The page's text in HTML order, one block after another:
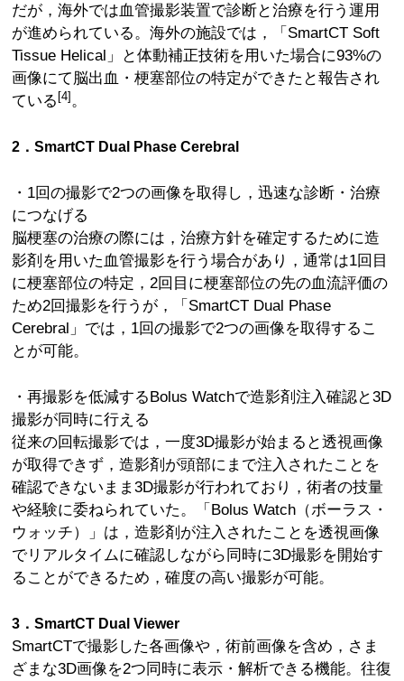
だが，海外では血管撮影装置で診断と治療を行う運用
が進められている。海外の施設では，「SmartCT Soft
Tissue Helical」と体動補正技術を用いた場合に93%の
画像にて脳出血・梗塞部位の特定ができたと報告され
ている [4] 。
2．SmartCT Dual Phase Cerebral
・1回の撮影で2つの画像を取得し，迅速な診断・治療
につなげる
脳梗塞の治療の際には，治療方針を確定するために造
影剤を用いた血管撮影を行う場合があり，通常は1回目
に梗塞部位の特定，2回目に梗塞部位の先の血流評価の
ため2回撮影を行うが，「SmartCT Dual Phase
Cerebral」では，1回の撮影で2つの画像を取得するこ
とが可能。
・再撮影を低減するBolus Watchで造影剤注入確認と3D
撮影が同時に行える
従来の回転撮影では，一度3D撮影が始まると透視画像
が取得できず，造影剤が頭部にまで注入されたことを
確認できないまま3D撮影が行われており，術者の技量
や経験に委ねられていた。「Bolus Watch（ボーラス・
ウォッチ）」は，造影剤が注入されたことを透視画像
でリアルタイムに確認しながら同時に3D撮影を開始す
ることができるため，確度の高い撮影が可能。
3．SmartCT Dual Viewer
SmartCTで撮影した各画像や，術前画像を含め，さま
ざまな3D画像を2つ同時に表示・解析できる機能。往復